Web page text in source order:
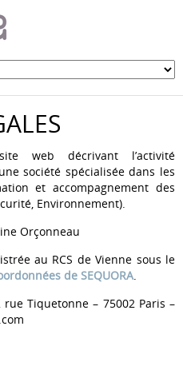
web décrivant l’activité
société spécialisée dans les
et accompagnement des
Environnement).
Orçonneau
au RCS de Vienne sous le
de SEQUORA.
rue Tiquetonne – 75002 Paris –